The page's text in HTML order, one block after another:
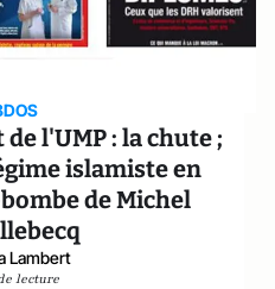
l'UMP : la chute ;
islamiste en
de Michel
Lambert
lecture